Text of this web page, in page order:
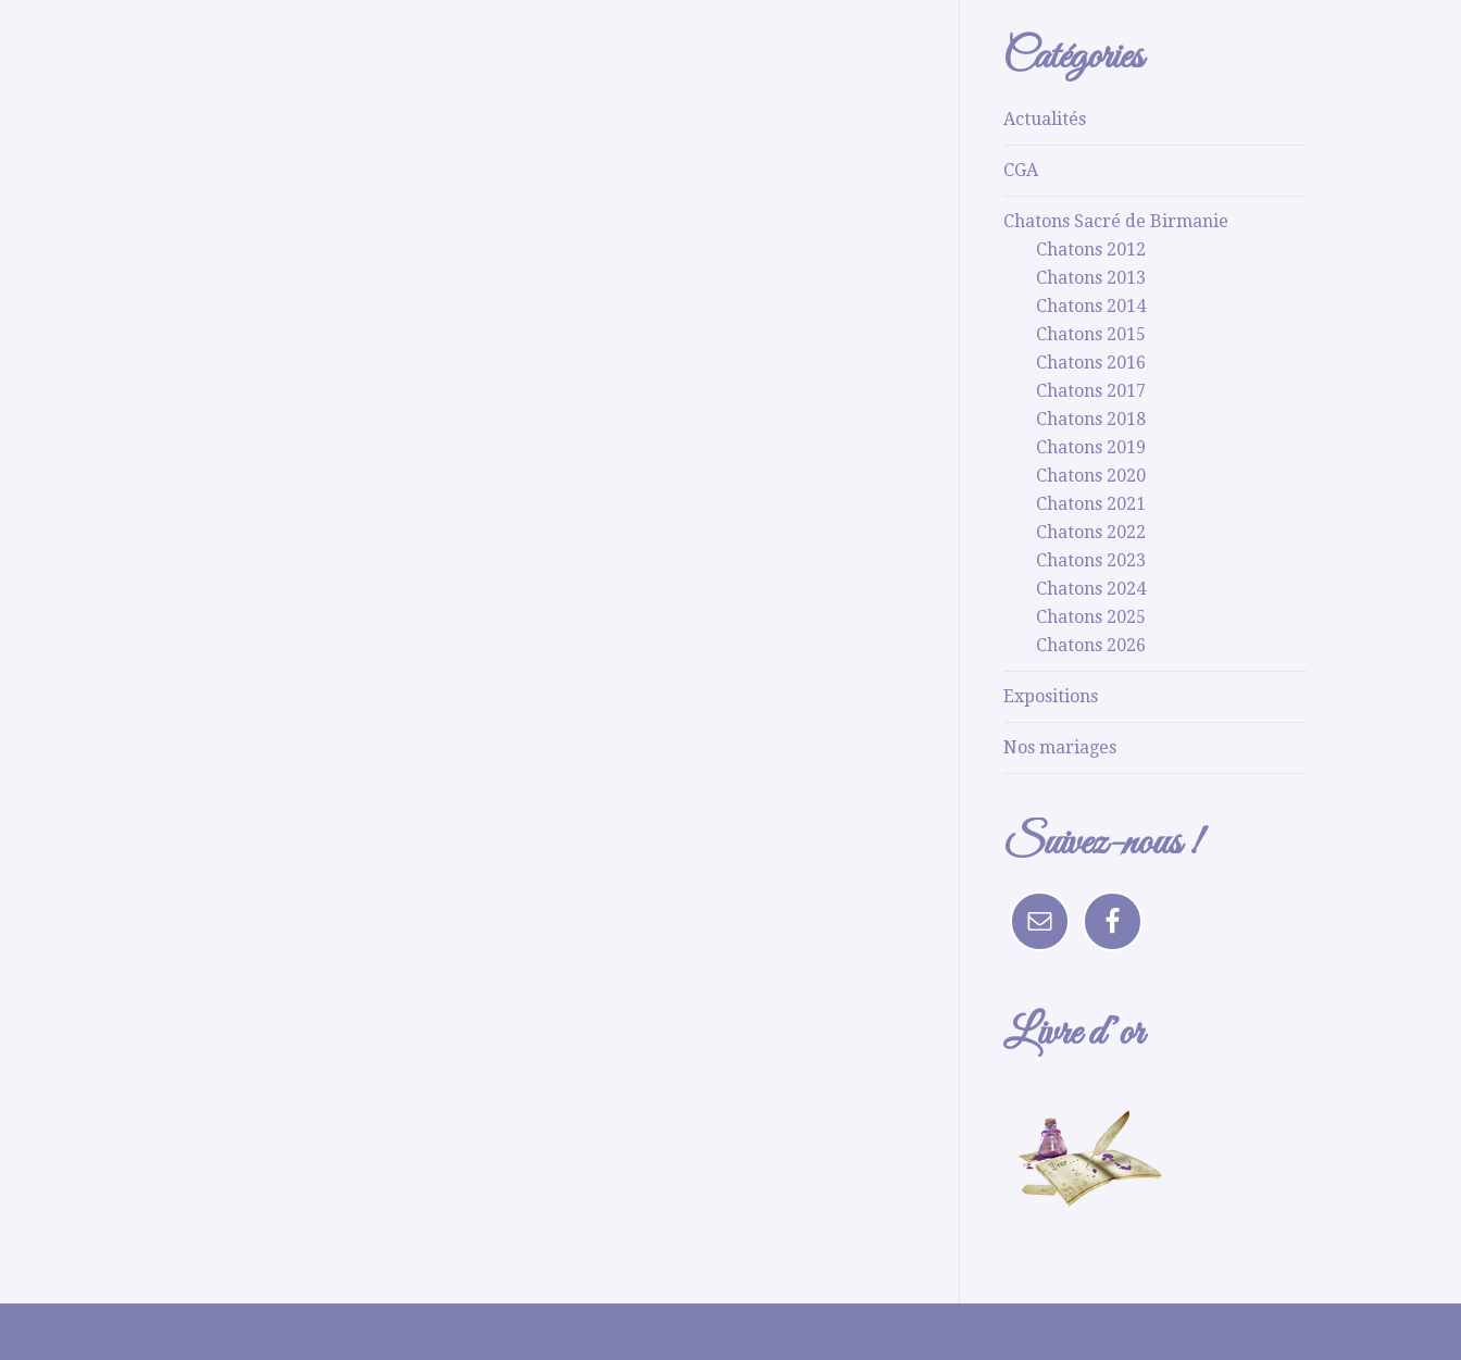
Catégories
Actualités
CGA
Chatons Sacré de Birmanie
Chatons 2012
Chatons 2013
Chatons 2014
Chatons 2015
Chatons 2016
Chatons 2017
Chatons 2018
Chatons 2019
Chatons 2020
Chatons 2021
Chatons 2022
Chatons 2023
Chatons 2024
Chatons 2025
Chatons 2026
Expositions
Nos mariages
Suivez-nous !
Livre d’or